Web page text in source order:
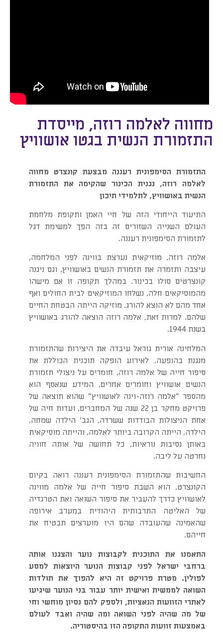
מחווה לאלמה רוזה, מייסדת
התזמורת הנשית בגטו אושוויץ
התזמורת הסימפונית רעננה מבצעת קונצרט מחווה
לאלמה רוזה, נגנית הכינור שהקימה את התזמורת
הנשית באושוויץ, לתלמידי תיכון
התיעוד הייחודי הזה של חיי האמן ותקופת מלחמת
העולם השנייה השזורים זה בזה הפך למשימת דגל
לתזמורת הסימפונית רעננה.
אלמה רוזה, מוזיקאית נערצת בווינה לפני המלחמה,
עיצבה ותזמרה את תזמורת הנשים באושוויץ, וגם ניגנה
קונצרטים סולו בכינור. במהלך תקופה זו אם מישהו
מהמוסיקאים חלה, נשלחו המוזיקאים לבית החולים ואף
אחד מהם לא הוצא להורג. מוזיקה הייתה הבטחת החיים
שלהם. למרות זאת, אלמה רוזה הוצאה להורג באושוויץ
בשנת 1944.
המלחינה אורית גוראל עיבדה את היצירות שהתזמורת
מנגנת בהופעה. לאירוע הופקה תוכנית הכוללת את
סיפור חייה של אלמה רוזה, חומרים על ניצולי תזמורת
הנשים אושוויץ וחומרים אחרים. המידע שנאסף הוא
מהספר "אלמה רוזה-וינה לאושוויץ" שהוא תוצאה של
פרויקט מחקר בן 22 שנה של המחברים, ועדות חיה של
אחת הניצולות הבודדות ששרדה, הגב' הילדה שמחה.
הילדה, הייתה הקרובה ביותר לאלמה, והייתה מוסיקאית
באותן נסיבות נוראיות, כל תחושה של אותה חוויה
נחרטה על ליבה.
החשיבות שהתזמורת הסימפונית רעננה רואה בקיום
הקונצרט, הוא השבת סיפור חייה של אלמה מווינה
לאושוויץ כדרך להעביר את סיפור השואה ואת הטרגדיה
של האליטה התרבותית היהודית במערב אירופה
שהאמינה שהעובדה שהם היו מוערצים תבטיח את
חייהם.
התאמנו את התוכנית לקבוצות נוער והצגנו אותה
ברחבי ישראל לפני קבוצות הנוער היוצאות למסע
לפולין. מטרת פרויקט זה היא להפוך את תולדות
השואה לממשית ואישית יותר עבור בני הנוער שיגיעו
לאתרי הזוועות הנאציות, ולספק להם נסיון מוחשי וחי
של מה שהיה לפני השואה ומה שהיה ואבד לעולם
באמצעות זוועות התקופה הזו בהיסטוריה.